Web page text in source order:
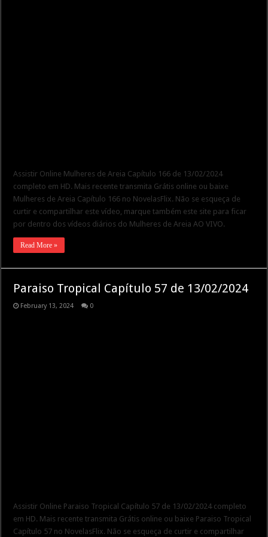
Assistir Online Mulheres de Areia Capítulo 166 de 13/02/2024
completo em HD. Mais recente transmita Grátis online ou baixe
Mulheres de Areia Capítulo 166 no NovelasFlix. Não se esqueça de
curtir e compartilhar este vídeo, marque também este site para ficar
por dentro dos vídeos diários do Mulheres de Areia AO VIVO.
Read More »
Paraiso Tropical Capítulo 57 de 13/02/2024
February 13, 2024 0
Assistir Online Paraiso Tropical Capítulo 57 de 13/02/2024 completo
em HD. Mais recente transmita Grátis online ou baixe Paraiso Tropical
Capítulo 57 no NovelasFlix. Não se esqueça de curtir e compartilhar